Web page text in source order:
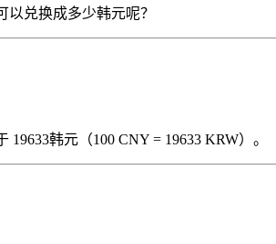
以兑换成多少韩元呢？
韩元（100 CNY = 19633 KRW）。